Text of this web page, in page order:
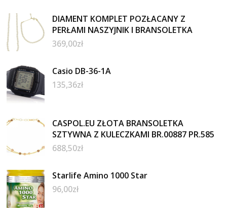
DIAMENT KOMPLET POZŁACANY Z
PERŁAMI NASZYJNIK I BRANSOLETKA
369,00zł
Casio DB-36-1A
135,36zł
CASPOL.EU ZŁOTA BRANSOLETKA
SZTYWNA Z KULECZKAMI BR.00887 PR.585
688,50zł
Starlife Amino 1000 Star
96,00zł